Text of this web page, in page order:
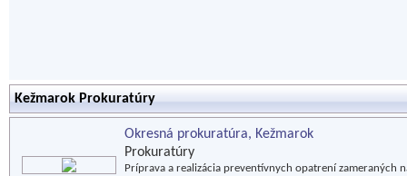
Kežmarok Prokuratúry
Okresná prokuratúra, Kežmarok
Prokuratúry
Príprava a realizácia preventívnych opatrení zameraných